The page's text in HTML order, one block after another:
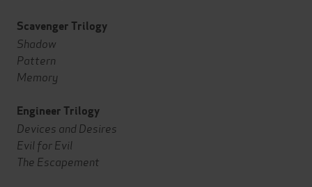
Scavenger Trilogy
Shadow
Pattern
Memory
Engineer Trilogy
Devices and Desires
Evil for Evil
The Escapement